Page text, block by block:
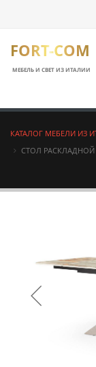
FORT-COM
МЕБЕЛЬ И СВЕТ ИЗ ИТАЛИИ
КАТАЛОГ МЕБЕЛИ ИЗ
СТОЛ РАСКЛАДНОЙ